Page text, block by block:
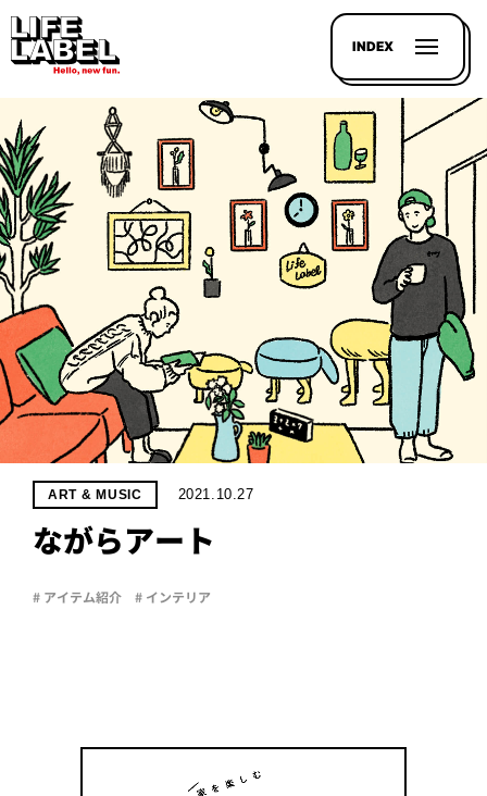
INDEX
記事を
探す
LL
HOUSE
LINE-
UP
ART & MUSIC 2021.10.27
ながらアート
# アイテム紹介 # インテリア